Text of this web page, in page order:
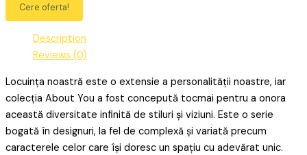
Cere oferta!
Description
Reviews (0)
Locuința noastră este o extensie a personalității noastre, iar
colecția About You a fost concepută tocmai pentru a onora
această diversitate infinită de stiluri și viziuni. Este o serie
bogată în designuri, la fel de complexă și variată precum
caracterele celor care își doresc un spațiu cu adevărat unic.